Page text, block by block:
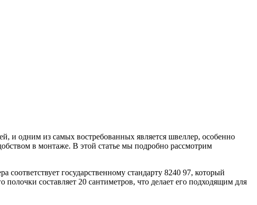
Труба медная
Круг бронзовый (пруток)
Инженерные системы
и одним из самых востребованных является швеллер, особенно
в монтаже. В этой статье мы подробно рассмотрим
государственному стандарту 8240 97, который
составляет 20 сантиметров, что делает его подходящим для